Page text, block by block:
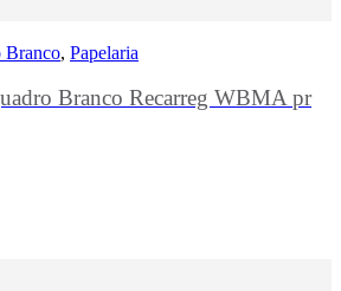
Branco, Papelaria
Branco Recarreg WBMA pr